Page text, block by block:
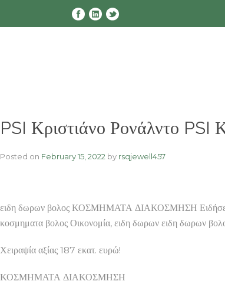
PSI Κριστιάνο Ρονάλντο
Posted on February 15, 2022 by rsqjewell457
ειδη δωρων βολος ΚΟΣΜΗΜΑΤΑ ΔΙΑΚΟΣΜΗΣΗ
κοσμηματα βολος Οικονομία, ειδη δωρων ειδη
Χειραψία αξίας 187 εκατ. ευρώ!
ΚΟΣΜΗΜΑΤΑ ΔΙΑΚΟΣΜΗΣΗ